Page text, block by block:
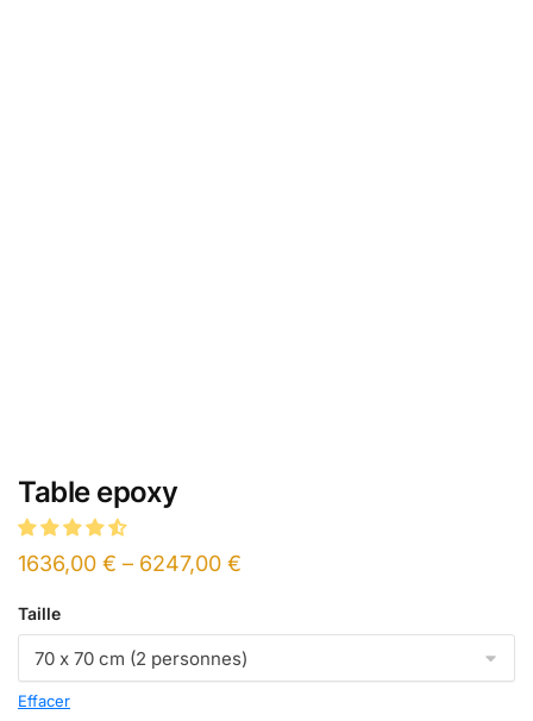
Table epoxy
1636,00 € – 6247,00 €
Taille
Effacer